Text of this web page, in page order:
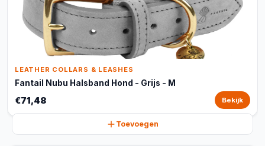
LEATHER COLLARS & LEASHES
Fantail Nubu Halsband Hond - Grijs - M
€71,48 Bekijk
Toevoegen